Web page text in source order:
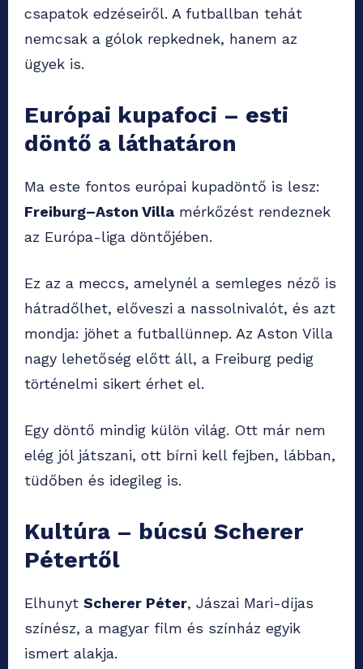
csapatok edzéseiről. A futballban tehát
nemcsak a gólok repkednek, hanem az
ügyek is.
Európai kupafoci – esti
döntő a láthatáron
Ma este fontos európai kupadöntő is lesz:
Freiburg–Aston Villa mérkőzést rendeznek
az Európa-liga döntőjében.
Ez az a meccs, amelynél a semleges néző is
hátradőlhet, előveszi a nassolnivalót, és azt
mondja: jöhet a futballünnep. Az Aston Villa
nagy lehetőség előtt áll, a Freiburg pedig
történelmi sikert érhet el.
Egy döntő mindig külön világ. Ott már nem
elég jól játszani, ott bírni kell fejben, lábban,
tüdőben és idegileg is.
Kultúra – búcsú Scherer
Pétertől
Elhunyt Scherer Péter, Jászai Mari-díjas
színész, a magyar film és színház egyik
ismert alakja.